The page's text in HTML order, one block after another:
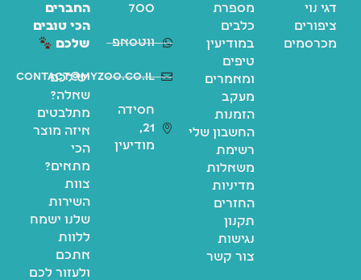
דגי נוי
ציפורים
מכרסמים
מספרת
כלבים
במודיעין
טיפים
ומאמרים
מעקב
הזמנות
החשבון שלי
רשימת
משאלות
מדיניות
החזרים
תקנון
נגישות
צור קשר
700
ווטסאפ
contact@myzoo.co.il
חסידה
21,
מודיעין
החברים
הכי טובים
שלכם
יש לכם
שאלה?
מתלבטים
איזה מוצר
הכי
מתאים?
צוות
השירות
שלנו ישמח
ללוות
אתכם
ולעזור לכם